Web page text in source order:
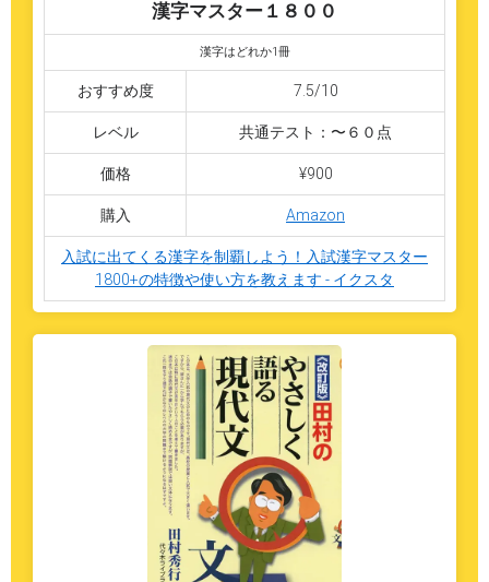
漢字マスター１８００
漢字はどれか1冊
おすすめ度 7.5/10
レベル 共通テスト：〜６０点
価格 ¥900
購入 Amazon
入試に出てくる漢字を制覇しよう！入試漢字マスター
1800+の特徴や使い方を教えます - イクスタ